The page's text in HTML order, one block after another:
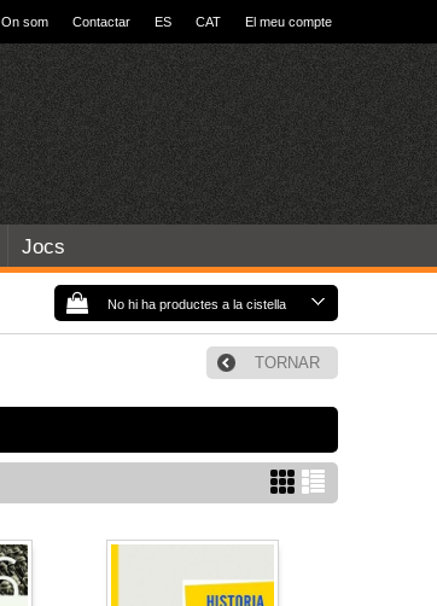
On som Contactar ES CAT El meu compte
Jocs
No hi ha productes a la cistella
TORNAR